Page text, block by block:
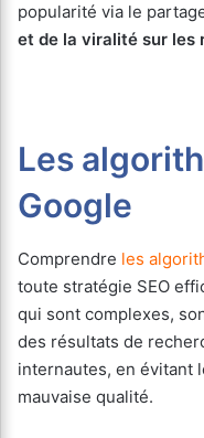
popularité via le
et de la viralité sur les
Les
Google
Comprendre les
toute stratégie SEO
qui sont complexes,
des résultats de
internautes, en évitant
mauvaise qualité.